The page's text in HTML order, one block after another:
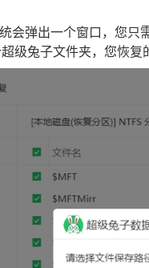
会弹出一个窗口，您只
级兔子文件夹，您恢